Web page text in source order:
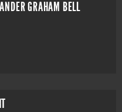
GRAHAM BELL